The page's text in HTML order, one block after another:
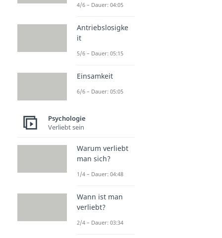
4/6 – Dauer: 04:05
Antriebslosigke
it
5/6 – Dauer: 05:15
Einsamkeit
6/6 – Dauer: 05:05
Psychologie
Verliebt sein
Warum verliebt
man sich?
1/4 – Dauer: 04:48
Wann ist man
verliebt?
2/4 – Dauer: 03:34